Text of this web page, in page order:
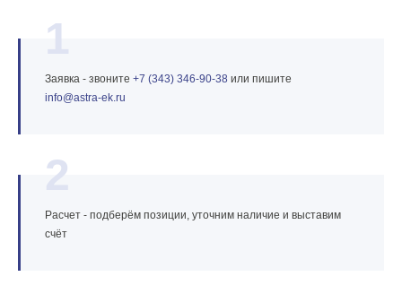
1
Заявка - звоните +7 (343) 346‑90‑38 или пишите
info@astra‑ek.ru
2
Расчет - подберём позиции, уточним наличие и выставим
счёт